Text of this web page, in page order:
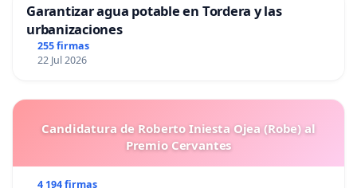
Garantizar agua potable en Tordera y las
urbanizaciones
255 firmas
22 Jul 2026
Candidatura de Roberto Iniesta Ojea (Robe) al
Premio Cervantes
4 194 firmas